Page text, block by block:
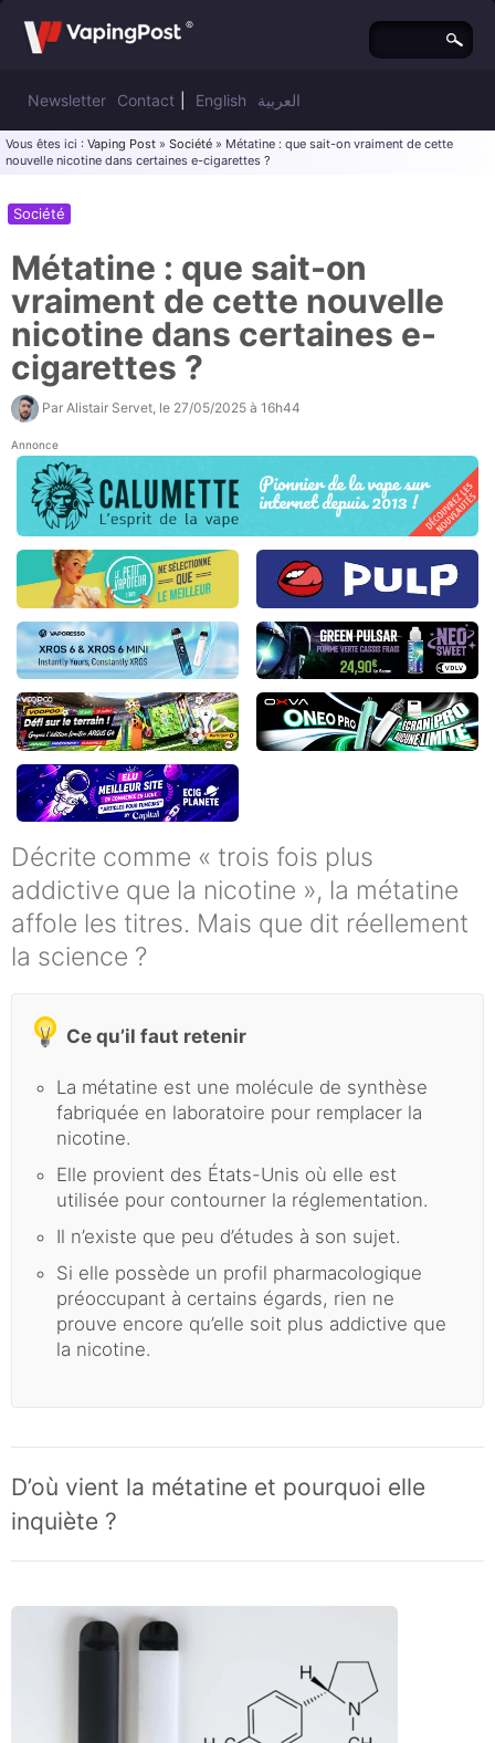
Newsletter Contact English العربية
Vous êtes ici : Vaping Post » Société » Métatine : que sait-on vraiment de cette
nouvelle nicotine dans certaines e-cigarettes ?
Société
Métatine : que sait-on
vraiment de cette nouvelle
nicotine dans certaines e-
cigarettes ?
Par Alistair Servet , le 27/05/2025 à 16h44
Annonce
Décrite comme « trois fois plus
addictive que la nicotine », la métatine
affole les titres. Mais que dit réellement
la science ?
Ce qu’il faut retenir
La métatine est une molécule de synthèse
fabriquée en laboratoire pour remplacer la
nicotine.
Elle provient des États-Unis où elle est
utilisée pour contourner la réglementation.
Il n’existe que peu d’études à son sujet.
Si elle possède un profil pharmacologique
préoccupant à certains égards, rien ne
prouve encore qu’elle soit plus addictive que
la nicotine.
D’où vient la métatine et pourquoi elle
inquiète ?